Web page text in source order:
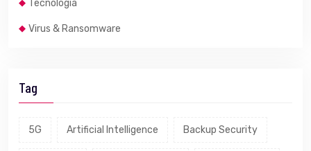
Tecnologia
Virus & Ransomware
Tag
5G Artificial Intelligence Backup Security